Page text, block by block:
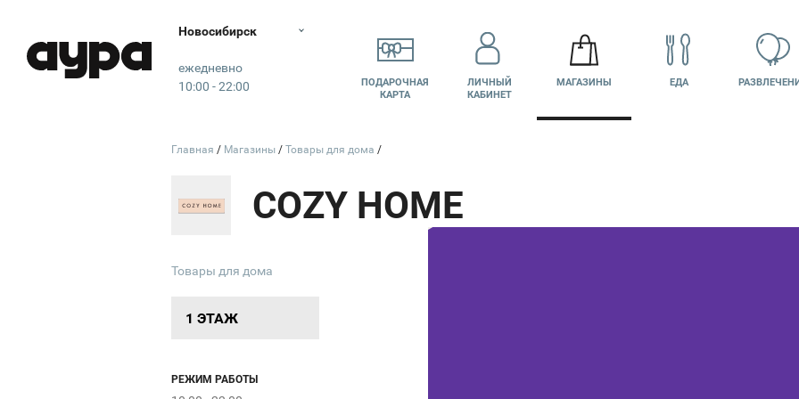
Аура
Новосибирск
ежедневно
10:00 - 22:00
ПОДАРОЧНАЯ
КАРТА
ЛИЧНЫЙ
КАБИНЕТ
МАГАЗИНЫ ЕДА
КИНО
COZY HOME
Товары для дома
1 ЭТАЖ
РЕЖИМ РАБОТЫ
Главная Магазины Товары для дома